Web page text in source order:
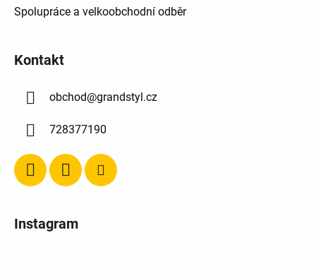
Spolupráce a velkoobchodní odběr
Kontakt
obchod@grandstyl.cz
728377190
Instagram